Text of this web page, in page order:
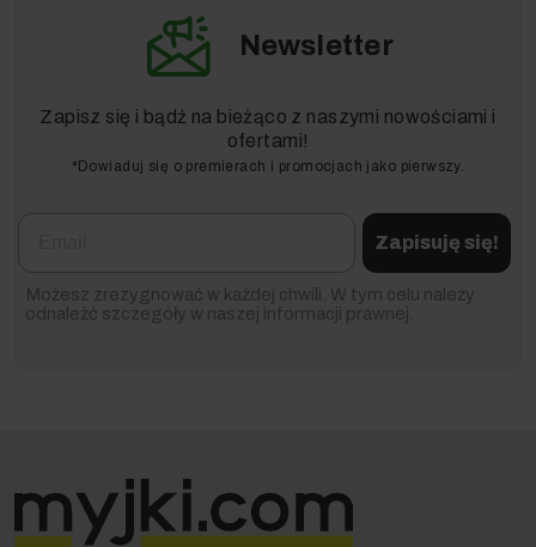
Newsletter
Zapisz się i bądź na bieżąco z naszymi nowościami i
ofertami!
*Dowiaduj się o premierach i promocjach jako pierwszy.
Zapisuję się!
Możesz zrezygnować w każdej chwili. W tym celu należy
odnaleźć szczegóły w naszej informacji prawnej.